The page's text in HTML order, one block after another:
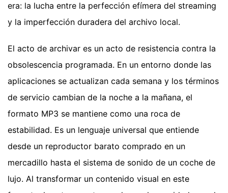
era: la lucha entre la perfección efímera del streaming
y la imperfección duradera del archivo local.
El acto de archivar es un acto de resistencia contra la
obsolescencia programada. En un entorno donde las
aplicaciones se actualizan cada semana y los términos
de servicio cambian de la noche a la mañana, el
formato MP3 se mantiene como una roca de
estabilidad. Es un lenguaje universal que entiende
desde un reproductor barato comprado en un
mercadillo hasta el sistema de sonido de un coche de
lujo. Al transformar un contenido visual en este